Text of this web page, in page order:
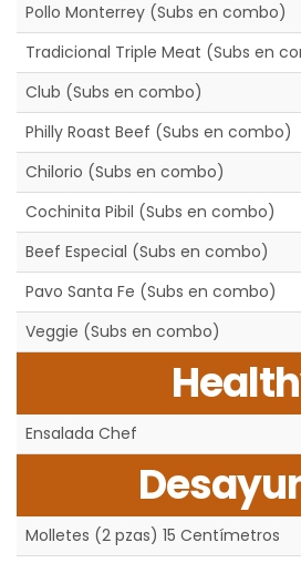
Pollo Monterrey (Subs en combo)
Tradicional Triple Meat (Subs en
Club (Subs en combo)
Philly Roast Beef (Subs en combo)
Chilorio (Subs en combo)
Cochinita Pibil (Subs en combo)
Beef Especial (Subs en combo)
Pavo Santa Fe (Subs en combo)
Veggie (Subs en combo)
Ensalada Chef
Molletes (2 pzas) 15 Centímetros